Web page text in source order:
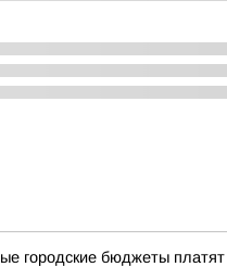
городские бюджеты